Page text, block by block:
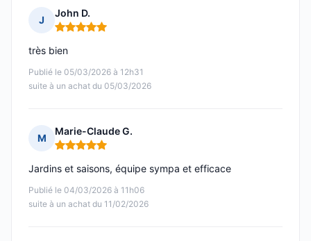
J
John D.
Note : 5 sur 5
Publié le 05/03/2026 à 12h31
suite à un achat du 05/03/2026
très bien
M
Marie-Claude G.
Note : 5 sur 5
Publié le 04/03/2026 à 11h06
suite à un achat du 11/02/2026
Jardins et saisons, équipe sympa et efficace